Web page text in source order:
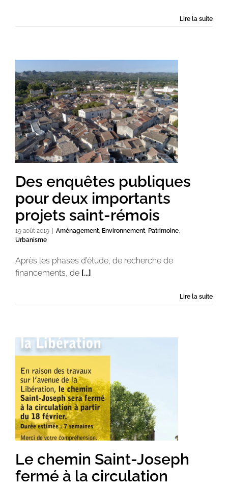
Lire la suite
Des enquêtes publiques
pour deux importants
projets saint-rémois
19 août 2019 Aménagement, Environnement, Patrimoine,
Urbanisme
Après les phases d’étude, de recherche de
financements, de [...]
Lire la suite
Le chemin Saint-Joseph
fermé à la circulation